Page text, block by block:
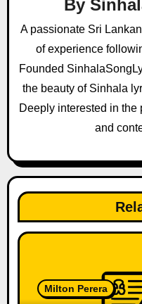
g
t
i
n
By
A passionate Sri
of experience
Founded
the beauty of Sinhala
Deeply interested in the
and
Milton Perera